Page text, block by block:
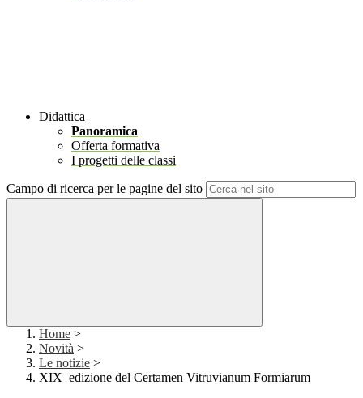
Didattica
Panoramica
Offerta formativa
I progetti delle classi
Campo di ricerca per le pagine del sito
Home >
Novità >
Le notizie >
XIX edizione del Certamen Vitruvianum Formiarum